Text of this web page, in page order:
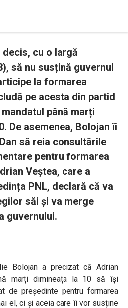
decis, cu o largă
să nu susțină guvernul
la formarea
pe acesta din partid
până marți
De asemenea, Bolojan îi
să reia consultările
pentru formarea
Veștea, care a
PNL, declară că va
săi și va merge
guvernului.
Bolojan a precizat că Adrian
marți dimineața la 10 să își
de președinte pentru formarea
el, ci și aceia care îi vor susține